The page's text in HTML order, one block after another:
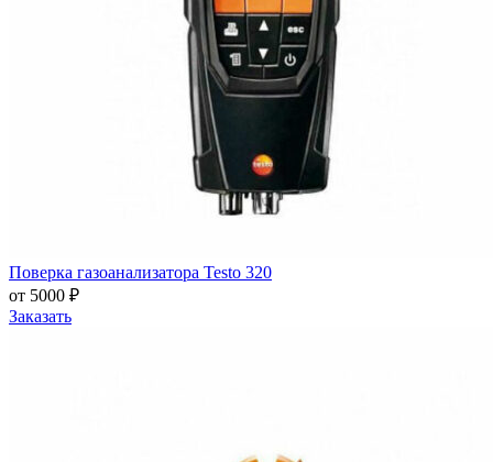
Поверка газоанализатора Testo 320
от 5000 ₽
Заказать